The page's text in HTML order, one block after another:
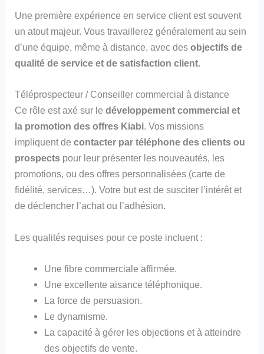
Une première expérience en service client est souvent
un atout majeur. Vous travaillerez généralement au sein
d’une équipe, même à distance, avec desobjectifs de
qualité de service et de satisfaction client.
Téléprospecteur / Conseiller commercial à distance
Ce rôle est axé sur ledéveloppement commercial et
la promotion des offres Kiabi. Vos missions
impliquent decontacter par téléphone des clients ou
prospects pour leur présenter les nouveautés, les
promotions, ou des offres personnalisées (carte de
fidélité, services…). Votre but est de susciter l’intérêt et
de déclencher l’achat ou l’adhésion.
Les qualités requises pour ce poste incluent :
Une fibre commerciale affirmée.
Une excellente aisance téléphonique.
La force de persuasion.
Le dynamisme.
La capacité à gérer les objections et à atteindre
des objectifs de vente.